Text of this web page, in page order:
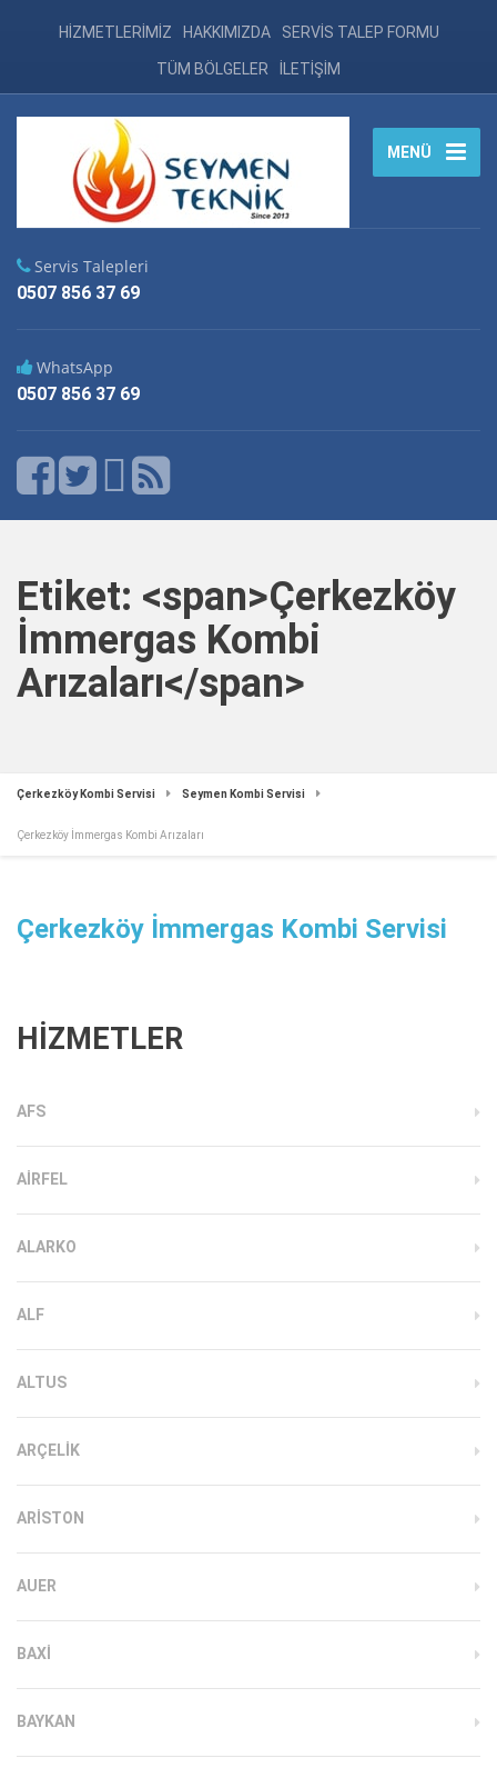
HİZMETLERİMİZ HAKKIMIZDA SERVİS TALEP FORMU
TÜM BÖLGELER İLETİŞİM
MENÜ
Servis Talepleri
0507 856 37 69
WhatsApp
0507 856 37 69
Etiket: <span>Çerkezköy
İmmergas Kombi
Arızaları</span>
Çerkezköy Kombi Servisi Seymen Kombi Servisi
Çerkezköy İmmergas Kombi Arızaları
Çerkezköy İmmergas Kombi Servisi
HİZMETLER
AFS
AIRFEL
ALARKO
ALF
ALTUS
ARÇELIK
ARISTON
AUER
BAXI
BAYKAN